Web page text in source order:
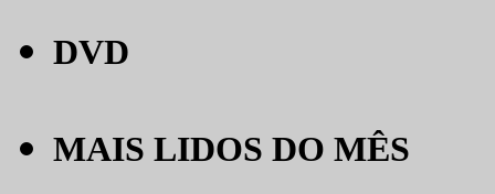
DVD
MAIS LIDOS DO MÊS